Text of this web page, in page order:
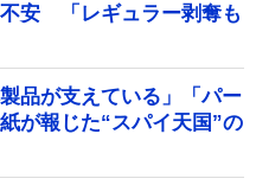
安 「レギュラー剥奪も
品が支えている」「パー
が報じた“スパイ天国”の